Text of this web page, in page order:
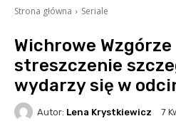
Strona główna Seriale
Wichrowe Wzgórze
streszczenie
wydarzy się w
Autor: Lena Krystkiewicz 7